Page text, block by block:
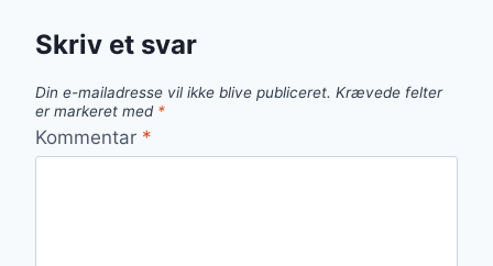
Skriv et svar
Din e-mailadresse vil ikke blive publiceret. Krævede felter
er markeret med *
Kommentar *